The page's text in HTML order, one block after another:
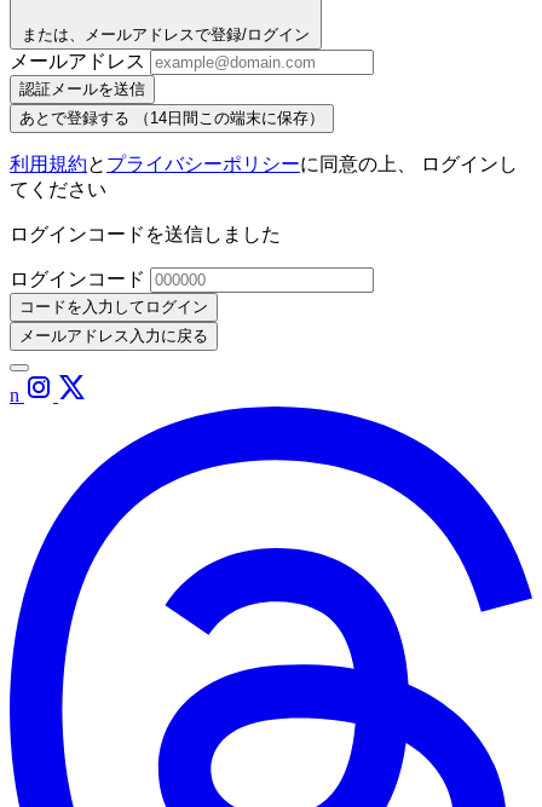
または、メールアドレスで登録/ログイン
メールアドレス
認証メールを送信
あとで登録する
（14日間この端末に保存）
利用規約と プライバシーポリシーに同意の上、 ログインし
てください
ログインコードを送信しました
ログインコード
コードを入力してログイン
メールアドレス入力に戻る
n